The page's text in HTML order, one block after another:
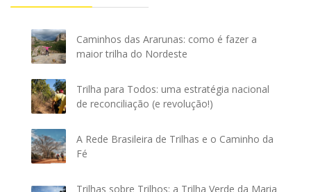
Caminhos das Ararunas: como é fazer a
maior trilha do Nordeste
Trilha para Todos: uma estratégia nacional
de reconciliação (e revolução!)
A Rede Brasileira de Trilhas e o Caminho da
Fé
Trilhas sobre Trilhos: a Trilha Verde da Maria